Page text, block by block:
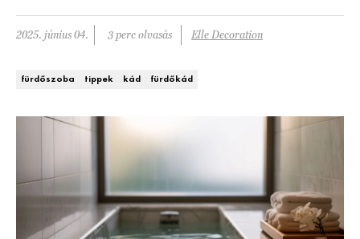
Nappali
Szállodák és vendégházak WEBSHOP
2025. június 04. 3 perc olvasás Elle Decoration
fürdőszoba tippek kád fürdőkád